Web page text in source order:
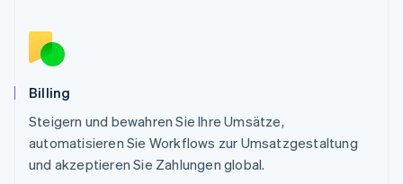
Billing
Steigern und bewahren Sie Ihre Umsätze,
automatisieren Sie Workflows zur Umsatzgestaltung
und akzeptieren Sie Zahlungen global.
Schweden
Svenska
Schweiz
Deutsch
Singapur
English简体中文
Slowakei
English